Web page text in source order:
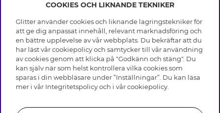
INFO
Leverans
Villkor
Integritetspolicy
Cookies
Medlemsvillkor
Jobba hos Glitter
Återkallelse
OM GLITTER
Black Friday
Våra butiker
Varumärken
Företagshistoria
Visselblåsning
HJÄLP
Vanliga frågor
Kundservice
COOKIES OCH LIKNANDE TEKNIKER
Glitter använder cookies och liknande lagringstekniker för
att ge dig anpassat innehåll, relevant marknadsföring och
en bättre upplevelse av vår webbplats. Du bekräftar att du
har läst vår cookiepolicy och samtycker till vår användning
av cookies genom att klicka på "Godkänn och stäng". Du
kan själv när som helst kontrollera vilka cookies som
sparas i din webbläsare under ”Inställningar”. Du kan läsa
mer i vår Integritetspolicyoch i vårcookiepolicy